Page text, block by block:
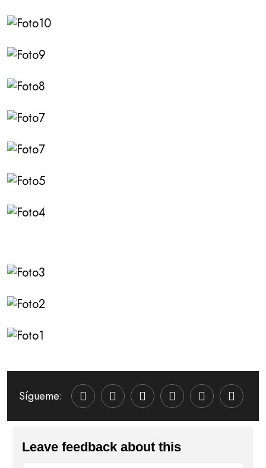
Sígueme:
Leave feedback about this